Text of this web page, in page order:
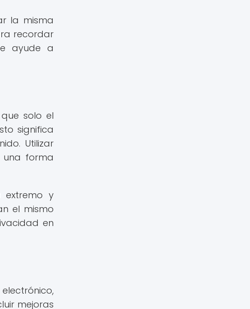
la misma
recordar
ayude a
solo el
significa
Utilizar
una forma
extremo y
el mismo
en
mejoras